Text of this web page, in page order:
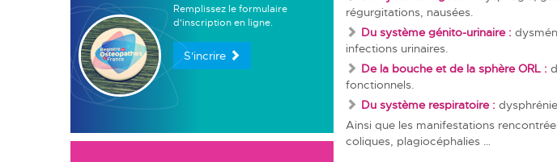
régurgitations, nausées.
Du système génito-urinaire :
infections urinaires.
De la bouche et de la sphère ORL :
fonctionnels.
Du système respiratoire :
Ainsi que les manifestations
coliques, plagiocéphalies …
Remplissez le formulaire
d'inscription en ligne.
S'incrire